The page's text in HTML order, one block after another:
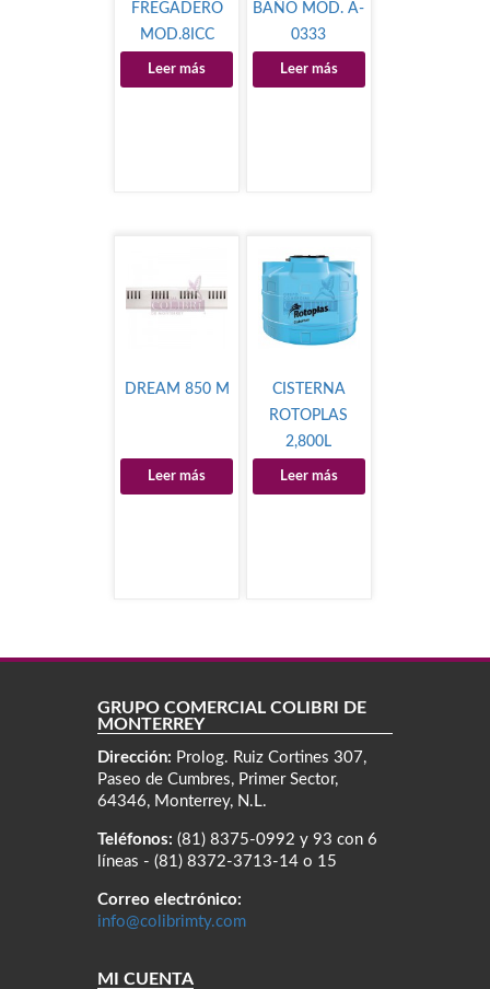
FREGADERO
MOD.8ICC
Leer más
BAÑO MOD. A-
0333
Leer más
DREAM 850 M
Leer más
CISTERNA
ROTOPLAS
2,800L
Leer más
GRUPO COMERCIAL COLIBRÍ DE
MONTERREY
Dirección: Prolog. Ruiz Cortines 307,
Paseo de Cumbres, Primer Sector,
64346, Monterrey, N.L.
Teléfonos: (81) 8375-0992 y 93 con 6
líneas - (81) 8372-3713-14 o 15
Correo electrónico:
info@colibrimty.com
MI CUENTA